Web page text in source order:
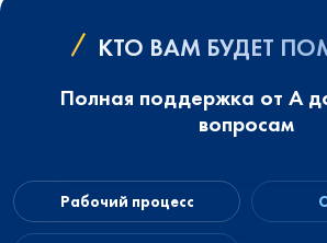
КТО ВАМ БУДЕТ
Полная поддержка от А
вопросам
Рабочий процесс